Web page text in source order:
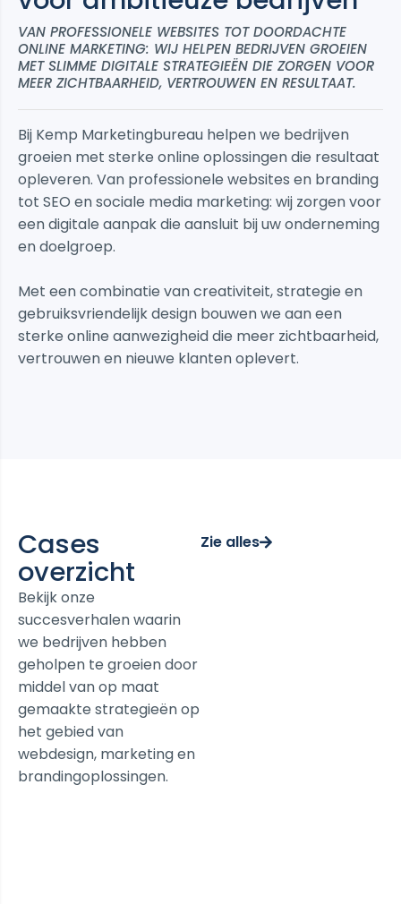
VAN PROFESSIONELE WEBSITES TOT DOORDACHTE
ONLINE MARKETING: WIJ HELPEN BEDRIJVEN GROEIEN
MET SLIMME DIGITALE STRATEGIEËN DIE ZORGEN VOOR
MEER ZICHTBAARHEID, VERTROUWEN EN RESULTAAT.
Bij Kemp Marketingbureau helpen we bedrijven
groeien met sterke online oplossingen die resultaat
opleveren. Van professionele websites en branding
tot SEO en sociale media marketing: wij zorgen voor
een digitale aanpak die aansluit bij uw onderneming
en doelgroep.
Met een combinatie van creativiteit, strategie en
gebruiksvriendelijk design bouwen we aan een
sterke online aanwezigheid die meer zichtbaarheid,
vertrouwen en nieuwe klanten oplevert.
Cases
overzicht
Bekijk onze
succesverhalen waarin
we bedrijven hebben
geholpen te groeien door
middel van op maat
gemaakte strategieën op
het gebied van
webdesign, marketing en
brandingoplossingen.
Zie alles